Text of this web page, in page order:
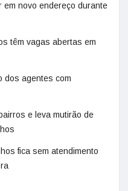
novo endereço durante
têm vagas abertas em
dos agentes com
e leva mutirão de
fica sem atendimento